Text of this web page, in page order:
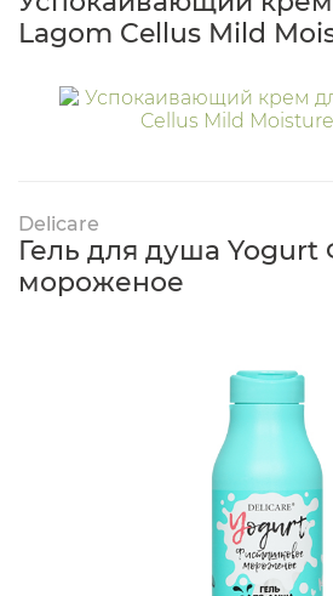
Lagom Cellus Mild
Delicare
Гель для душа
мороженое